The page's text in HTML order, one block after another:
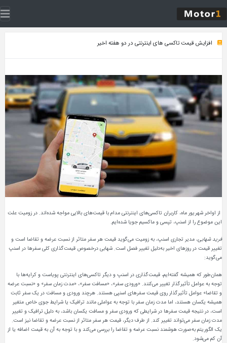
افزایش قیمت تاکسی های اینترنتی در دو هفته اخیر
از اواخر شهریور ماه، کاربران تاکسی‌های اینترنتی مدام با قیمت‌های بالایی مواجه شده‌اند. در زومیت علت
این موضوع را از اسنپ، تپسی و ماکسیم جویا شده‌ایم.
فرید شهابی، مدیر تجاری اسنپ، به زومیت می‌گوید قیمت هر سفر متاثر از نسبت عرضه و تقاضا است و
تغییر قیمت در روزهای اخیر به‌دلیل تغییر فصل است. شهابی درخصوص قیمت‌گذاری کلی سفرها در اسنپ
می‌گوید:
همان‌طور که همیشه گفته‌ایم، قیمت‌گذاری در اسنپ و دیگر تاکسی‌های اینترنتی پویاست و کرایه‌ها با
توجه به عوامل تأثیرگذار تغییر می‌کنند. «ورودی سفر»، «مسافت سفر»، «مدت زمان سفر» و «نسبت عرضه
و تقاضا» عوامل تأثیرگذار روی قیمت سفرهای اسنپی هستند. هرچند ورودی و مسافت در یک سفر ثابت
همیشه یکسان هستند، اما مدت زمان سفر با توجه به عواملی مانند ترافیک یا شرایط جوی خاص متغیر
است، در نتیجه قیمت سفرها در شرایطی که ورودی سفر و مسافت یکسان باشد، به دلیل ترافیک و تغییر
مدت زمان سفر می‌تواند تغییر کند. از طرف دیگر، قیمت هر سفر متاثر از نسبت عرضه و تقاضا نیز است.
یک الگوریتم به‌صورت هوشمند نسبت عرضه و تقاضا را بررسی می‌کند و با توجه به آن به قیمت اضافه یا از
آن کم می‌شود.